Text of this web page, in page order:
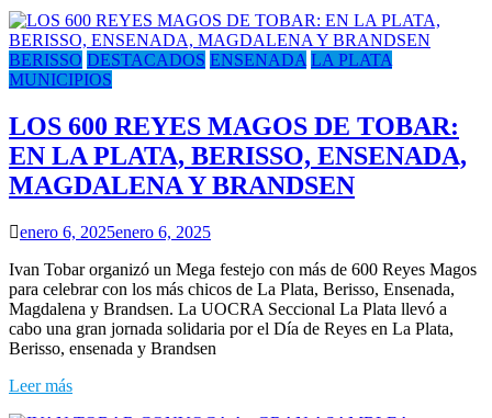
BERISSO DESTACADOS ENSENADA LA PLATA
MUNICIPIOS
LOS 600 REYES MAGOS DE TOBAR:
EN LA PLATA, BERISSO, ENSENADA,
MAGDALENA Y BRANDSEN
enero 6, 2025enero 6, 2025
Ivan Tobar organizó un Mega festejo con más de 600 Reyes Magos
para celebrar con los más chicos de La Plata, Berisso, Ensenada,
Magdalena y Brandsen. La UOCRA Seccional La Plata llevó a
cabo una gran jornada solidaria por el Día de Reyes en La Plata,
Berisso, ensenada y Brandsen
Leer más